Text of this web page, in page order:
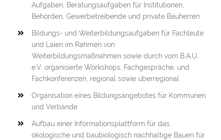
Aufgaben, Beratungsaufgaben für Institutionen,
Behörden, Gewerbetreibende und private Bauherren
Bildungs- und Weiterbildungsaufgaben für Fachleute
und Laien im Rahmen von
Weiterbildungsmaßnahmen sowie durch vom B.A.U.
e.V. organisierte Workshops, Fachgespräche, und
Fachkonferenzen, regional sowie überregional
Organisation eines Bildungsangebotes für Kommunen
und Verbände
Aufbau einer Informationsplattform für das
ökologische und baubiologisch nachhaltige Bauen für